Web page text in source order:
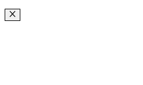
Schließen